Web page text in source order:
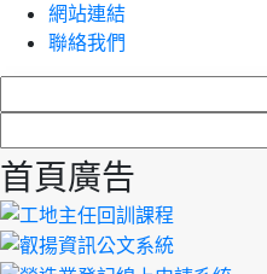
網站連結
聯絡我們
首頁廣告